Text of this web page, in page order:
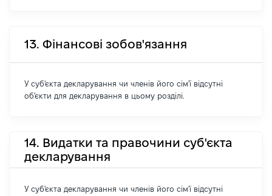
13. Фінансові зобов'язання
У суб'єкта декларування чи членів його сім'ї відсутні
об'єкти для декларування в цьому розділі.
14. Видатки та правочини суб'єкта
декларування
У суб'єкта декларування чи членів його сім'ї відсутні